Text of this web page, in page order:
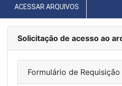
ACESSAR ARQUIVOS
Solicitação de acesso ao
Formulário de